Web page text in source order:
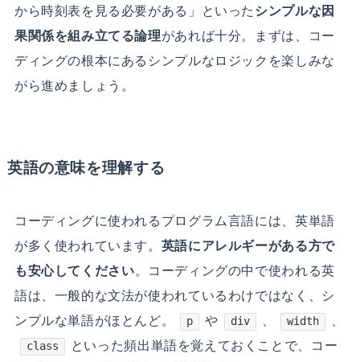
から時刻表を見る必要がある」といった シンプルな因
果関係を組み立てる論理があれば十分。まずは、コー
ディングの根本にあるシンプルなロジックを楽しみな
がら進めましょう。
英語の意味を理解する
コーディングに使われるプログラム言語には、英単語
が多く使われています。 英語にアレルギーがある方で
も安心してください。コーディングの中で使われる英
語は、一般的な文法が使われているわけではなく、シ
ンプルな単語がほとんど。
p や div width
class
といった頻出単語を覚えておくことで、コー